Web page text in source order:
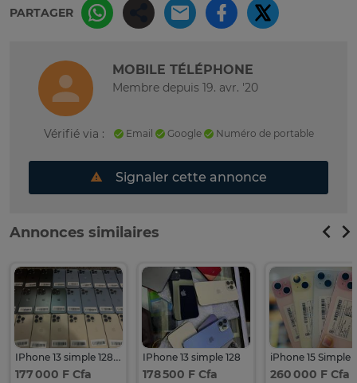
PARTAGER
MOBILE TÉLÉPHONE
Membre depuis 19. avr. '20
Vérifié via : Email Google Numéro de portable
Signaler cette annonce
Annonces similaires
IPhone 13 simple 128 giga et iPhone 12 Pro Max 128
177 000 F Cfa
IPhone 13 simple 128
178 500 F Cfa 260 000 F Cfa